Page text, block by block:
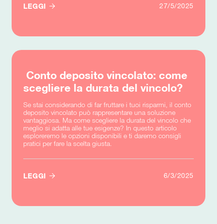
LEGGI  27/5/2025
Conto deposito vincolato: come
scegliere la durata del vincolo?
Se stai considerando di far fruttare i tuoi risparmi, il conto
deposito vincolato può rappresentare una soluzione
vantaggiosa. Ma come scegliere la durata del vincolo che
meglio si adatta alle tue esigenze? In questo articolo
esploreremo le opzioni disponibili e ti daremo consigli
pratici per fare la scelta giusta.
LEGGI  6/3/2025